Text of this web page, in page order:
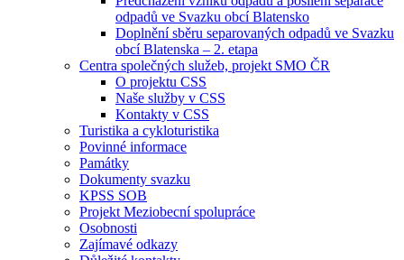
odpadů ve Svazku obcí Blatensko
Doplnění sběru separovaných odpadů ve Svazku
obcí Blatenska – 2. etapa
Centra společných služeb, projekt SMO ČR
O projektu CSS
Naše služby v CSS
Kontakty v CSS
Turistika a cykloturistika
Povinné informace
Památky
Dokumenty svazku
KPSS SOB
Projekt Meziobecní spolupráce
Osobnosti
Zajímavé odkazy